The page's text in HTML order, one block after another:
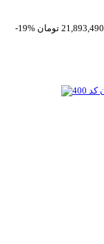
-19%
21,893,490 تومان